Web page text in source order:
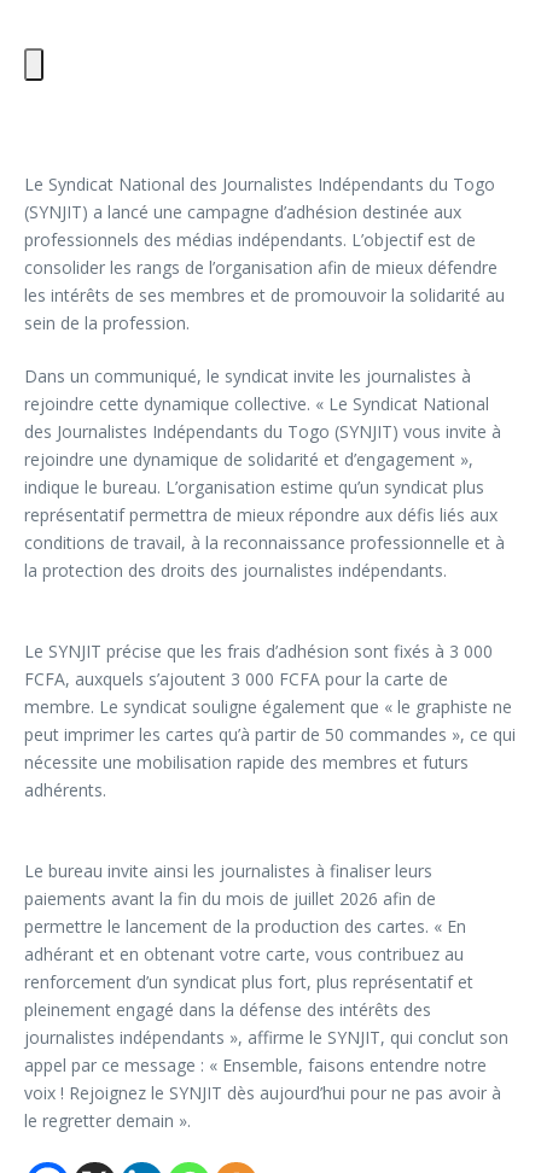
Le Syndicat National des Journalistes Indépendants du Togo
(SYNJIT) a lancé une campagne d’adhésion destinée aux
professionnels des médias indépendants. L’objectif est de
consolider les rangs de l’organisation afin de mieux défendre
les intérêts de ses membres et de promouvoir la solidarité au
sein de la profession.
Dans un communiqué, le syndicat invite les journalistes à
rejoindre cette dynamique collective. « Le Syndicat National
des Journalistes Indépendants du Togo (SYNJIT) vous invite à
rejoindre une dynamique de solidarité et d’engagement »,
indique le bureau. L’organisation estime qu’un syndicat plus
représentatif permettra de mieux répondre aux défis liés aux
conditions de travail, à la reconnaissance professionnelle et à
la protection des droits des journalistes indépendants.
Le SYNJIT précise que les frais d’adhésion sont fixés à 3 000
FCFA, auxquels s’ajoutent 3 000 FCFA pour la carte de
membre. Le syndicat souligne également que « le graphiste ne
peut imprimer les cartes qu’à partir de 50 commandes », ce qui
nécessite une mobilisation rapide des membres et futurs
adhérents.
Le bureau invite ainsi les journalistes à finaliser leurs
paiements avant la fin du mois de juillet 2026 afin de
permettre le lancement de la production des cartes. « En
adhérant et en obtenant votre carte, vous contribuez au
renforcement d’un syndicat plus fort, plus représentatif et
pleinement engagé dans la défense des intérêts des
journalistes indépendants », affirme le SYNJIT, qui conclut son
appel par ce message : « Ensemble, faisons entendre notre
voix ! Rejoignez le SYNJIT dès aujourd’hui pour ne pas avoir à
le regretter demain ».